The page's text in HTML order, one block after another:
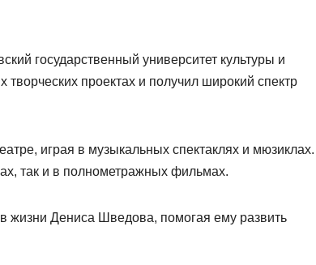
государственный университет культуры и
проектах и получил широкий спектр
играя в музыкальных спектаклях и мюзиклах.
так и в полнометражных фильмах.
жизни Дениса Шведова, помогая ему развить